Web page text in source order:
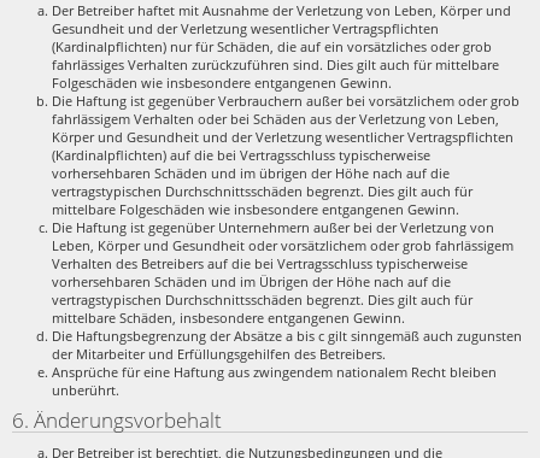
Der Betreiber haftet mit Ausnahme der Verletzung von Leben, Körper und
Gesundheit und der Verletzung wesentlicher Vertragspflichten
(Kardinalpflichten) nur für Schäden, die auf ein vorsätzliches oder grob
fahrlässiges Verhalten zurückzuführen sind. Dies gilt auch für mittelbare
Folgeschäden wie insbesondere entgangenen Gewinn.
Die Haftung ist gegenüber Verbrauchern außer bei vorsätzlichem oder grob
fahrlässigem Verhalten oder bei Schäden aus der Verletzung von Leben,
Körper und Gesundheit und der Verletzung wesentlicher Vertragspflichten
(Kardinalpflichten) auf die bei Vertragsschluss typischerweise
vorhersehbaren Schäden und im übrigen der Höhe nach auf die
vertragstypischen Durchschnittsschäden begrenzt. Dies gilt auch für
mittelbare Folgeschäden wie insbesondere entgangenen Gewinn.
Die Haftung ist gegenüber Unternehmern außer bei der Verletzung von
Leben, Körper und Gesundheit oder vorsätzlichem oder grob fahrlässigem
Verhalten des Betreibers auf die bei Vertragsschluss typischerweise
vorhersehbaren Schäden und im Übrigen der Höhe nach auf die
vertragstypischen Durchschnittsschäden begrenzt. Dies gilt auch für
mittelbare Schäden, insbesondere entgangenen Gewinn.
Die Haftungsbegrenzung der Absätze a bis c gilt sinngemäß auch zugunsten
der Mitarbeiter und Erfüllungsgehilfen des Betreibers.
Ansprüche für eine Haftung aus zwingendem nationalem Recht bleiben
unberührt.
6. Änderungsvorbehalt
Der Betreiber ist berechtigt, die Nutzungsbedingungen und die